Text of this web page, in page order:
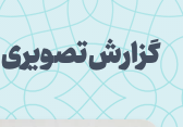
گزارش تصویری